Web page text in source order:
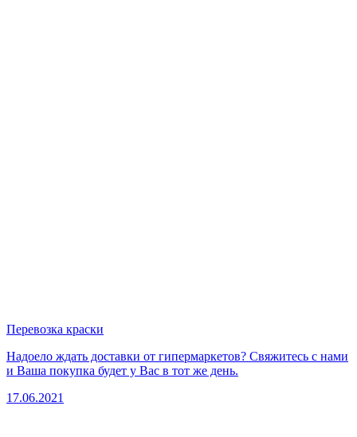
Перевозка краски
Надоело ждать доставки от гипермаркетов? Свяжитесь с нами
и Ваша покупка будет у Вас в тот же день.
17.06.2021